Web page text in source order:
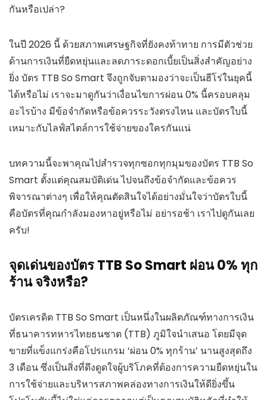
กันหรือเปล่า?
ในปี 2026 นี้ ด้วยสภาพเศรษฐกิจที่ยังคงท้าทาย การมีตัวช่วย
ด้านการเงินที่ยืดหยุ่นและลดภาระดอกเบี้ยเป็นสิ่งสำคัญอย่าง
ยิ่ง บัตร TTB So Smart จึงถูกจับตามองว่าจะเป็นฮีโร่ในยุคนี้
ได้หรือไม่ เราจะมาดูกันว่าเงื่อนไขการผ่อน 0% นี้ครอบคลุม
อะไรบ้าง มีข้อจำกัดหรือข้อควรระวังตรงไหน และบัตรใบนี้
เหมาะกับไลฟ์สไตล์การใช้จ่ายของใครกันแน่
บทความนี้จะพาคุณไปสำรวจทุกซอกทุกมุมของบัตร TTB So
Smart ตั้งแต่คุณสมบัติเด่น ไปจนถึงข้อจำกัดและข้อควร
พิจารณาต่างๆ เพื่อให้คุณตัดสินใจได้อย่างมั่นใจว่าบัตรใบนี้
คือบัตรที่คุณกำลังมองหาอยู่หรือไม่ อย่ารอช้า เราไปดูกันเลย
ครับ!
จุดเด่นของบัตร TTB So Smart ผ่อน 0% ทุก
ร้าน จริงหรือ?
บัตรเครดิต TTB So Smart เป็นหนึ่งในผลิตภัณฑ์ทางการเงิน
ที่ธนาคารทหารไทยธนชาต (TTB) ภูมิใจนำเสนอ โดยมีจุด
ขายที่แข็งแกร่งคือโปรแกรม ‘ผ่อน 0% ทุกร้าน’ นานสูงสุดถึง
3 เดือน ซึ่งเป็นสิ่งที่ดึงดูดใจผู้บริโภคที่ต้องการความยืดหยุ่นใน
การใช้จ่ายและบริหารสภาพคล่องทางการเงินให้ดียิ่งขึ้น